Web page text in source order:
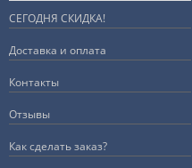
СЕГОДНЯ СКИДКА!
Доставка и оплата
Контакты
Отзывы
Как сделать заказ?